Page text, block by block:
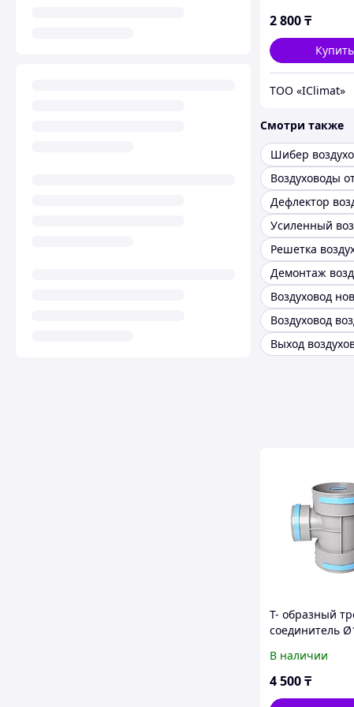
2 800₸
Купить
ТОО «IClimat»
Смотри также
Шибер
Воздуховоды
Усиленный
Решетка
Демонтаж
Воздуховод
Воздуховод
Выход
Т- образный
соединитель
В наличии
4 500₸